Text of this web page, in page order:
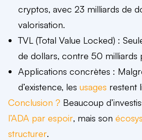
cryptos, avec 23 milliards de
valorisation.
TVL (Total Value Locked) :
de dollars, contre 50 milliards
Applications concrètes :
d’existence, les usages restent
Conclusion ? Beaucoup
l’ADA par espoir, mais son
structurer.